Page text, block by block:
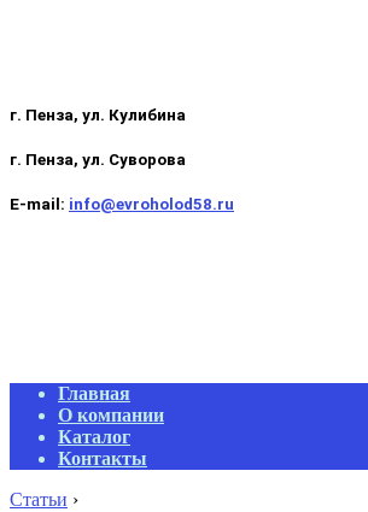
г. Пенза, ул. Кулибина
г. Пенза, ул. Суворова
E-mail: info@evroholod58.ru
Primary
Navigation
Menu
Главная
О компании
Каталог
Контакты
Статьи ›